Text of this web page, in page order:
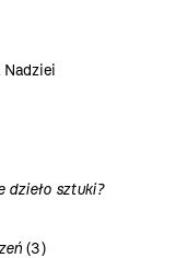
dzieło sztuki?
(3)